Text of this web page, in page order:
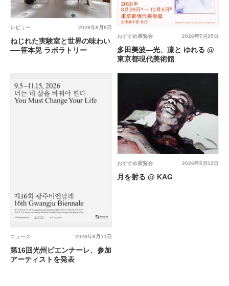
2026年6月8日
レビュー
ねじれた実験室と世界の味わい
──笹本晃 ラボラトリー
2026年7月25日
おすすめ展覧会
多田美波―光、凛と ゆれる @
東京都現代美術館
2026年6月11日
ニュース
第16回光州ビエンナーレ、参加
アーティストを発表
2026年5月12日
おすすめ展覧会
月を射る @ KAG